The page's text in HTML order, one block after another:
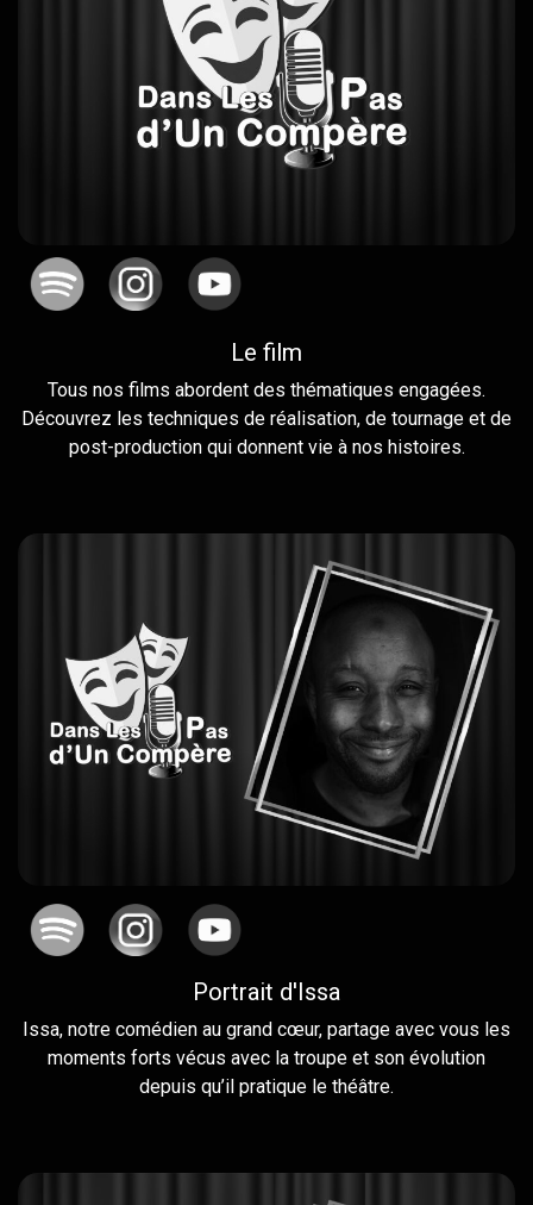
Le film
Tous nos films abordent des thématiques engagées.
Découvrez les techniques de réalisation, de tournage et de
post-production qui donnent vie à nos histoires.
Portrait d'Issa
Issa, notre comédien au grand cœur, partage avec vous les
moments forts vécus avec la troupe et son évolution
depuis qu’il pratique le théâtre.